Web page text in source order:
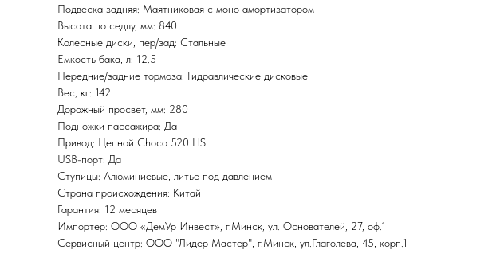
Подвеска задняя: Маятниковая с моно амортизатором
Высота по седлу, мм: 840
Колесные диски, пер/зад: Стальные
Емкость бака, л: 12.5
Передние/задние тормоза: Гидравлические дисковые
Вес, кг: 142
Дорожный просвет, мм: 280
Подножки пассажира: Да
Привод: Цепной Choco 520 HS
USB-порт: Да
Ступицы: Алюминиевые, литье под давлением
Страна происхождения: Китай
Гарантия: 12 месяцев
Импортер: ООО «ДемУр Инвест», г.Минск, ул. Основателей, 27, оф.1
Сервисный центр: ООО "Лидер Мастер", г.Минск, ул.Глаголева, 45, корп.1